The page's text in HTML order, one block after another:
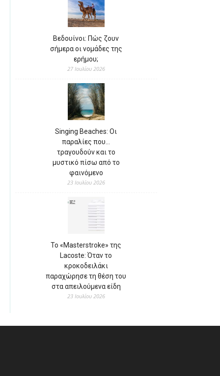
Βεδουίνοι: Πώς ζουν
σήμερα οι νομάδες της
ερήμου;
27 Ιουλίου 2026
Singing Beaches: Οι
παραλίες που…
τραγουδούν και το
μυστικό πίσω από το
φαινόμενο
23 Ιουλίου 2026
Το «Masterstroke» της
Lacoste: Όταν το
κροκοδειλάκι
παραχώρησε τη θέση του
στα απειλούμενα είδη
23 Ιουλίου 2026